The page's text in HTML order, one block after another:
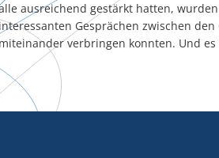
ausreichend gestärkt hatten,
interessanten Gesprächen zwischen
miteinander verbringen konnten. Und